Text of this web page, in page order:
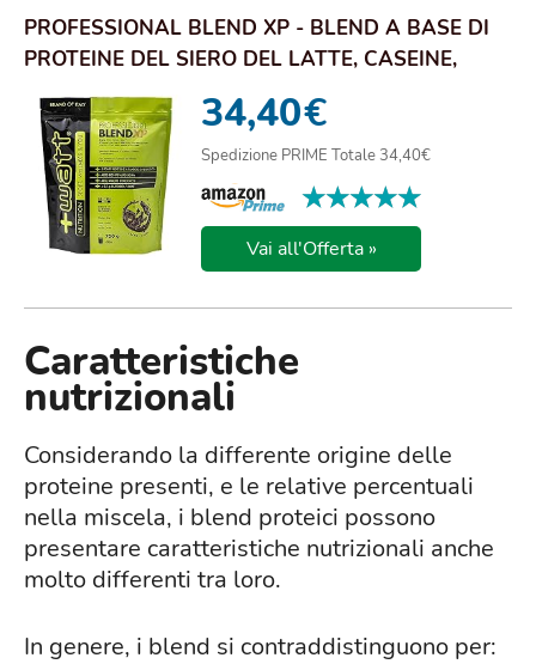
PROFESSIONAL BLEND XP - BLEND A BASE DI
PROTEINE DEL SIERO DEL LATTE, CASEINE,
PROTEINE...
34,40€
Spedizione PRIME Totale 34,40€
★★★★★
★★★★★
Vai all'Offerta »
Caratteristiche
nutrizionali
Considerando la differente origine delle
proteine presenti, e le relative percentuali
nella miscela, i blend proteici possono
presentare caratteristiche nutrizionali anche
molto differenti tra loro.
In genere, i blend si contraddistinguono per: